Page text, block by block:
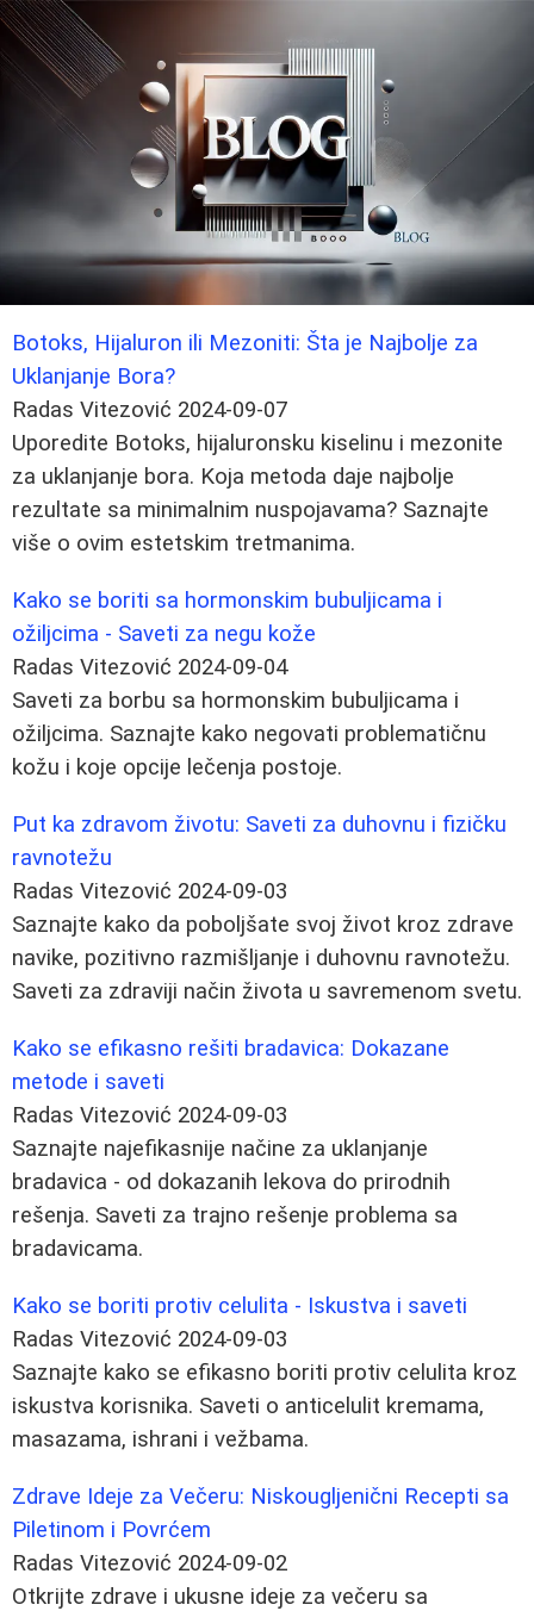
Botoks, Hijaluron ili Mezoniti: Šta je Najbolje za
Uklanjanje Bora?
Radas Vitezović 2024-09-07
Uporedite Botoks, hijaluronsku kiselinu i mezonite
za uklanjanje bora. Koja metoda daje najbolje
rezultate sa minimalnim nuspojavama? Saznajte
više o ovim estetskim tretmanima.
Kako se boriti sa hormonskim bubuljicama i
ožiljcima - Saveti za negu kože
Radas Vitezović 2024-09-04
Saveti za borbu sa hormonskim bubuljicama i
ožiljcima. Saznajte kako negovati problematičnu
kožu i koje opcije lečenja postoje.
Put ka zdravom životu: Saveti za duhovnu i fizičku
ravnotežu
Radas Vitezović 2024-09-03
Saznajte kako da poboljšate svoj život kroz zdrave
navike, pozitivno razmišljanje i duhovnu ravnotežu.
Saveti za zdraviji način života u savremenom svetu.
Kako se efikasno rešiti bradavica: Dokazane
metode i saveti
Radas Vitezović 2024-09-03
Saznajte najefikasnije načine za uklanjanje
bradavica - od dokazanih lekova do prirodnih
rešenja. Saveti za trajno rešenje problema sa
bradavicama.
Kako se boriti protiv celulita - Iskustva i saveti
Radas Vitezović 2024-09-03
Saznajte kako se efikasno boriti protiv celulita kroz
iskustva korisnika. Saveti o anticelulit kremama,
masazama, ishrani i vežbama.
Zdrave Ideje za Večeru: Niskougljenični Recepti sa
Piletinom i Povrćem
Radas Vitezović 2024-09-02
Otkrijte zdrave i ukusne ideje za večeru sa